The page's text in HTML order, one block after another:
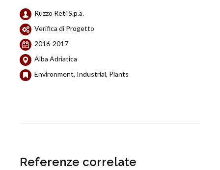
Ruzzo Reti S.p.a.
Verifica di Progetto
2016-2017
Alba Adriatica
Environment, Industrial, Plants
Referenze correlate